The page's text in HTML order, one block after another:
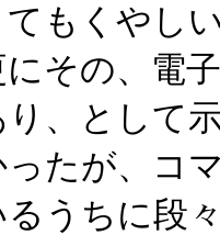
もくやし
その、電
、として
たが、コ
うちに段